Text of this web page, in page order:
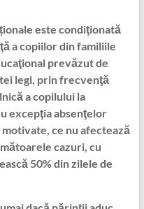
este condiţionată
a copiilor din familiile
prevăzut de
legi, prin frecvenţă
a copilului la
excepţia absenţelor
ce nu afectează
cazuri, cu
50% din zilele de